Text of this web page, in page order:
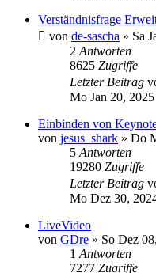
Verständnisfrage
von de-sascha » Sa
2 Antworten
8625 Zugriffe
Letzter Beitrag
Mo Jan 20,
Einbinden von
von jesus_shark » Do
5 Antworten
19280 Zugriffe
Letzter Beitrag
Mo Dez 30,
LiveVideo
von GDre » So Dez
1 Antworten
7277 Zugriffe